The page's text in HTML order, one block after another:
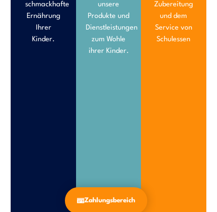
Zahlungsbereich
schmackhafte
Ernährung
Ihrer
Kinder.
unsere
Produkte und
Dienstleistungen
zum Wohle
ihrer Kinder.
Zubereitung
und dem
Service von
Schulessen